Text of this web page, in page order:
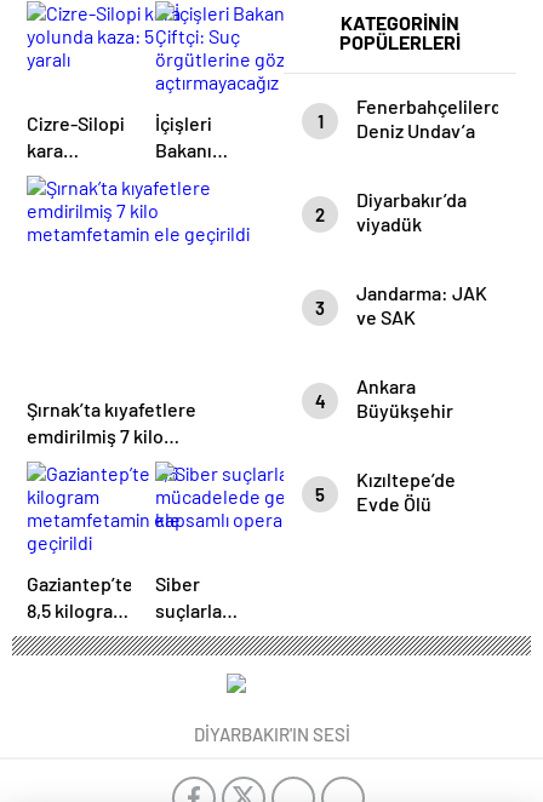
Silahlı
Kavganın
Ortasında
Yaşamını
KATEGORİNİN
POPÜLERLERİ
1
Fenerbahçelilerden
Deniz Undav’a
2
Diyarbakır’da
viyadük
cenazesi
toprağa verildi
3
Jandarma: JAK
ve SAK
etti
4
Ankara
Büyükşehir
soruşturması: 13
gözaltı
5
Kızıltepe’de
Evde Ölü
Cizre-Silopi
kara
yolunda
kaza: 5
yaralı
İçişleri
Bakanı
Çiftçi: Suç
örgütlerine
göz
Şırnak’ta kıyafetlere
emdirilmiş 7 kilo
metamfetamin ele geçirildi
Gaziantep’te
8,5 kilogram
metamfetamin
Siber
suçlarla
mücadelede
kapsamlı
DİYARBAKIR'IN SESİ